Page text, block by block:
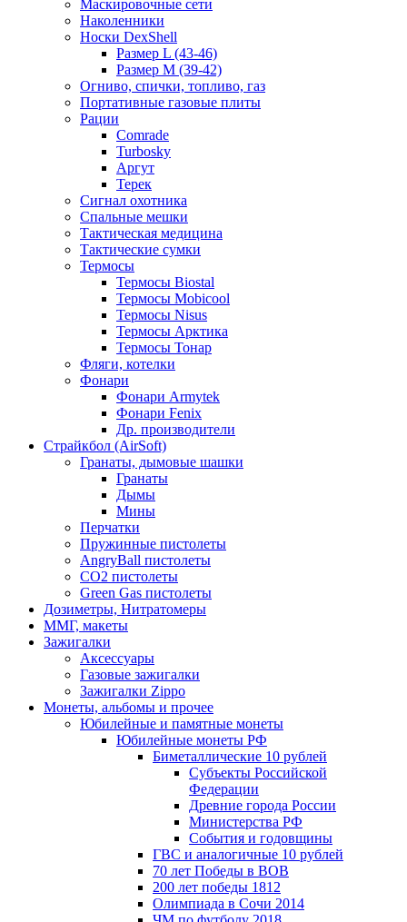
Маскировочные сети
Наколенники
Носки DexShell
Размер L (43-46)
Размер M (39-42)
Огниво, спички, топливо, газ
Портативные газовые плиты
Рации
Comrade
Turbosky
Аргут
Терек
Сигнал охотника
Спальные мешки
Тактическая медицина
Тактические сумки
Термосы
Термосы Biostal
Термосы Mobicool
Термосы Nisus
Термосы Арктика
Термосы Тонар
Фляги, котелки
Фонари
Фонари Armytek
Фонари Fenix
Др. производители
Страйкбол (AirSoft)
Гранаты, дымовые шашки
Гранаты
Дымы
Мины
Перчатки
Пружинные пистолеты
AngryBall пистолеты
CO2 пистолеты
Green Gas пистолеты
Дозиметры, Нитратомеры
ММГ, макеты
Зажигалки
Аксессуары
Газовые зажигалки
Зажигалки Zippo
Монеты, альбомы и прочее
Юбилейные и памятные монеты
Юбилейные монеты РФ
Биметаллические 10 рублей
Субъекты Российской
Федерации
Древние города России
Министерства РФ
События и годовщины
ГВС и аналогичные 10 рублей
70 лет Победы в ВОВ
200 лет победы 1812
Олимпиада в Сочи 2014